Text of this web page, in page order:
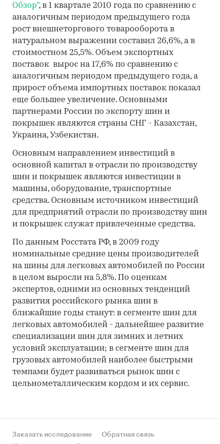
Обзор", в 1 квартале 2010 года по сравнению с
аналогичным периодом предыдущего года
рост внешнеторгового товарооборота в
натуральном выражении составил 26,6%, а в
стоимостном 25,5%. Объем экспортных
поставок вырос на 17,6% по сравнению с
аналогичным периодом предыдущего года, а
прирост объема импортных поставок показал
еще большее увеличение. Основными
партнерами России по экспорту шин и
покрышек являются страны СНГ - Казахстан,
Украина, Узбекистан.
Основным направлением инвестиций в
основной капитал в отрасли по производству
шин и покрышек являются инвестиции в
машины, оборудование, транспортные
средства. Основным источником инвестиций
для предприятий отрасли по производству шин
и покрышек служат привлеченные средства.
По данным Росстата РФ, в 2009 году
номинальные средние цены производителей
на шины для легковых автомобилей по России
в целом выросли на 5,8%. По оценкам
экспертов, одними из основных тенденций
развития российского рынка шин в
ближайшие годы станут: в сегменте шин для
легковых автомобилей - дальнейшее развитие
специализации шин для зимних и летних
условий эксплуатации; в сегменте шин для
грузовых автомобилей наиболее быстрыми
темпами будет развиваться рынок шин с
цельнометаллическим кордом и их сервис.
Заказать исследование
Обратная связь